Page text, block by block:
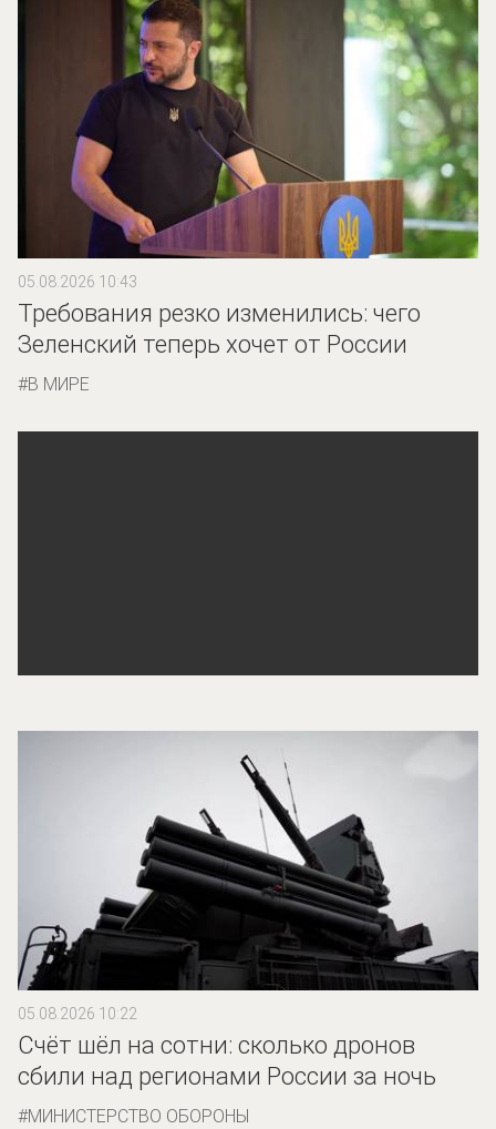
05.08.2026 10:43
Требования резко изменились: чего
Зеленский теперь хочет от России
В МИРЕ
05.08.2026 10:22
Счёт шёл на сотни: сколько дронов
сбили над регионами России за ночь
МИНИСТЕРСТВО ОБОРОНЫ